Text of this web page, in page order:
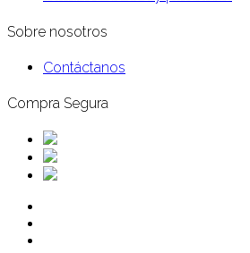
Sobre nosotros
Contáctanos
Compra Segura